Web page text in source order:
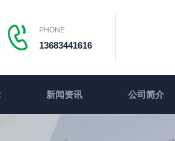
PHONE
13683441616
新闻资讯 公司简介